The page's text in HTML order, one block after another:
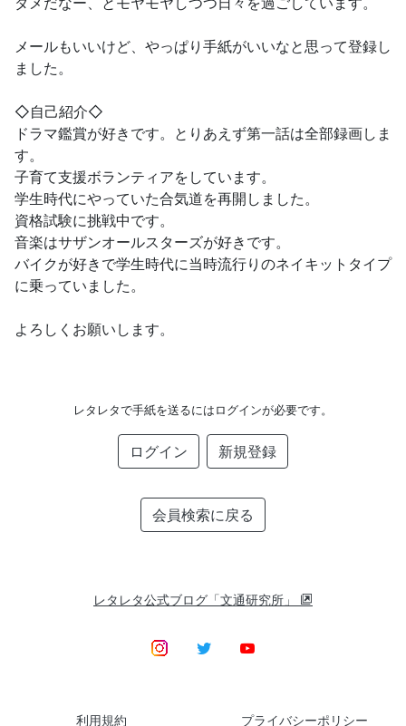
メールもいいけど、やっぱり手紙がいいなと思って登録し
ました。
◇自己紹介◇
ドラマ鑑賞が好きです。とりあえず第一話は全部録画しま
す。
子育て支援ボランティアをしています。
学生時代にやっていた合気道を再開しました。
資格試験に挑戦中です。
音楽はサザンオールスターズが好きです。
バイクが好きで学生時代に当時流行りのネイキットタイプ
に乗っていました。
よろしくお願いします。
レタレタで手紙を送るにはログインが必要です。
ログイン 新規登録
会員検索に戻る
レタレタ公式ブログ「文通研究所」
利用規約 プライバシーポリシー